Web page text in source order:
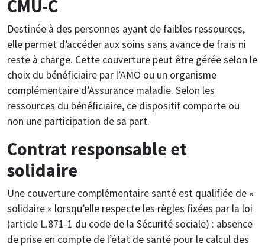
CMU-C
Destinée à des personnes ayant de faibles ressources,
elle permet d’accéder aux soins sans avance de frais ni
reste à charge. Cette couverture peut être gérée selon le
choix du bénéficiaire par l’AMO ou un organisme
complémentaire d’Assurance maladie. Selon les
ressources du bénéficiaire, ce dispositif comporte ou
non une participation de sa part.
Contrat responsable et
solidaire
Une couverture complémentaire santé est qualifiée de «
solidaire » lorsqu’elle respecte les règles fixées par la loi
(article L.871-1 du code de la Sécurité sociale) : absence
de prise en compte de l’état de santé pour le calcul des